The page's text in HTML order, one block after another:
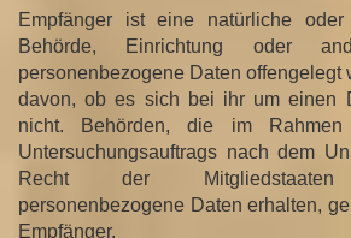
Empfänger ist eine natürliche oder
Behörde, Einrichtung oder
personenbezogene Daten offengelegt
davon, ob es sich bei ihr um einen
nicht. Behörden, die im Rahmen
Untersuchungsauftrags nach dem
Recht der Mitgliedstaaten
personenbezogene Daten erhalten,
Empfänger.